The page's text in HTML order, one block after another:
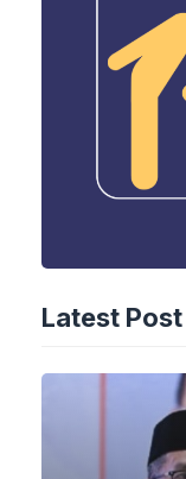
Latest Post